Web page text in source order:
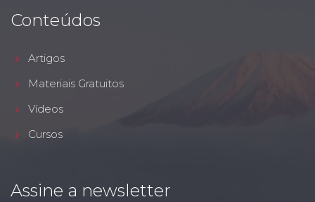
Conteúdos
Artigos
Materiais Gratuitos
Vídeos
Cursos
Assine a newsletter